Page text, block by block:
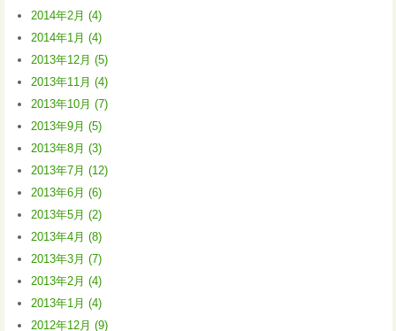
2014年2月 (4)
2014年1月 (4)
2013年12月 (5)
2013年11月 (4)
2013年10月 (7)
2013年9月 (5)
2013年8月 (3)
2013年7月 (12)
2013年6月 (6)
2013年5月 (2)
2013年4月 (8)
2013年3月 (7)
2013年2月 (4)
2013年1月 (4)
2012年12月 (9)